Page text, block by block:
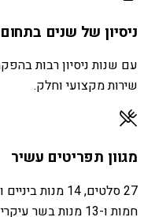
ניסיון של שנים בתחום
עם שנות ניסיון רבות
שירות מקצועי וחלק.
מגוון תפריטים עשיר
חמות ו-13 מנות בשר עיקריות - כולם בעבודת יד.